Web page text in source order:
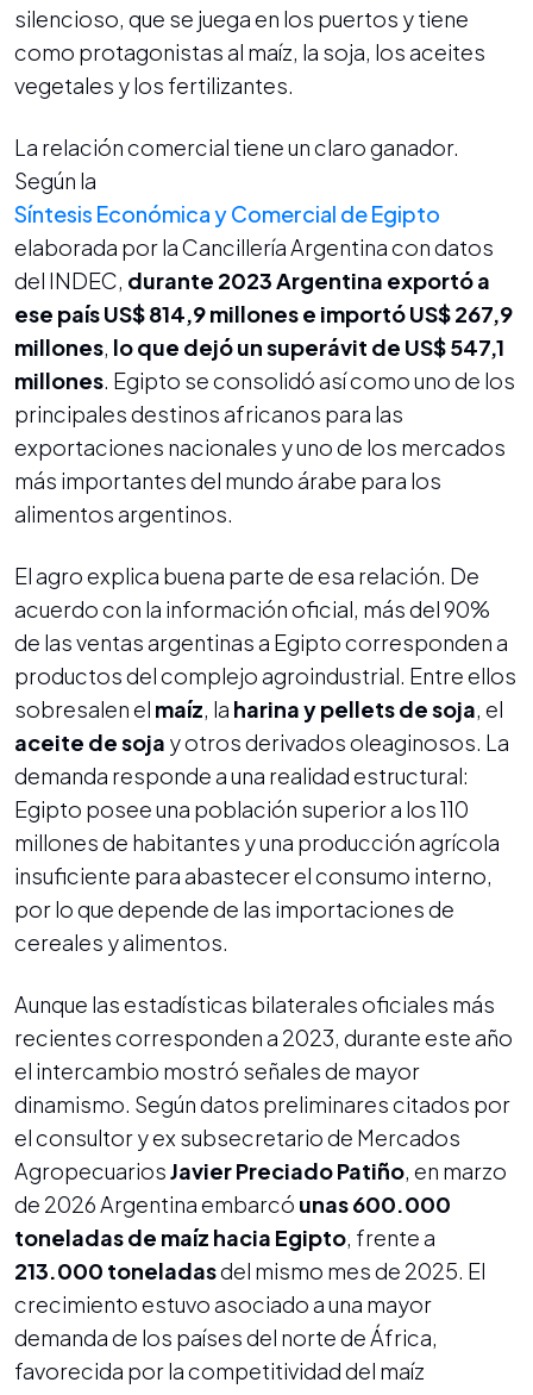
silencioso, que se juega en los puertos y tiene
como protagonistas al maíz, la soja, los aceites
vegetales y los fertilizantes.
La relación comercial tiene un claro ganador.
Según la
Síntesis Económica y Comercial de Egipto
elaborada por la Cancillería Argentina con datos
del INDEC, durante 2023 Argentina exportó a
ese paísUS$ 814,9 millones e importóUS$ 267,9
millones, lo que dejó un superávit de US$ 547,1
millones. Egipto se consolidó así como uno de los
principales destinos africanos para las
exportaciones nacionales y uno de los mercados
más importantes del mundo árabe para los
alimentos argentinos.
El agro explica buena parte de esa relación. De
acuerdo con la información oficial, más del 90%
de las ventas argentinas a Egipto corresponden a
productos del complejo agroindustrial. Entre ellos
sobresalen el maíz, la harina y pellets de soja, el
aceite de soja y otros derivados oleaginosos. La
demanda responde a una realidad estructural:
Egipto posee una población superior a los 110
millones de habitantes y una producción agrícola
insuficiente para abastecer el consumo interno,
por lo que depende de las importaciones de
cereales y alimentos.
Aunque las estadísticas bilaterales oficiales más
recientes corresponden a 2023, durante este año
el intercambio mostró señales de mayor
dinamismo. Según datos preliminares citados por
el consultor y ex subsecretario de Mercados
AgropecuariosJavier Preciado Patiño, en marzo
de 2026 Argentina embarcó unas 600.000
toneladas de maíz hacia Egipto, frente a
213.000 toneladasdel mismo mes de 2025. El
crecimiento estuvo asociado a una mayor
demanda de los países del norte de África,
favorecida por la competitividad del maíz